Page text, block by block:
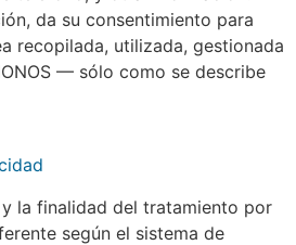
da su consentimiento para
recopilada, utilizada, gestionada
— sólo como se describe
la finalidad del tratamiento por
según el sistema de